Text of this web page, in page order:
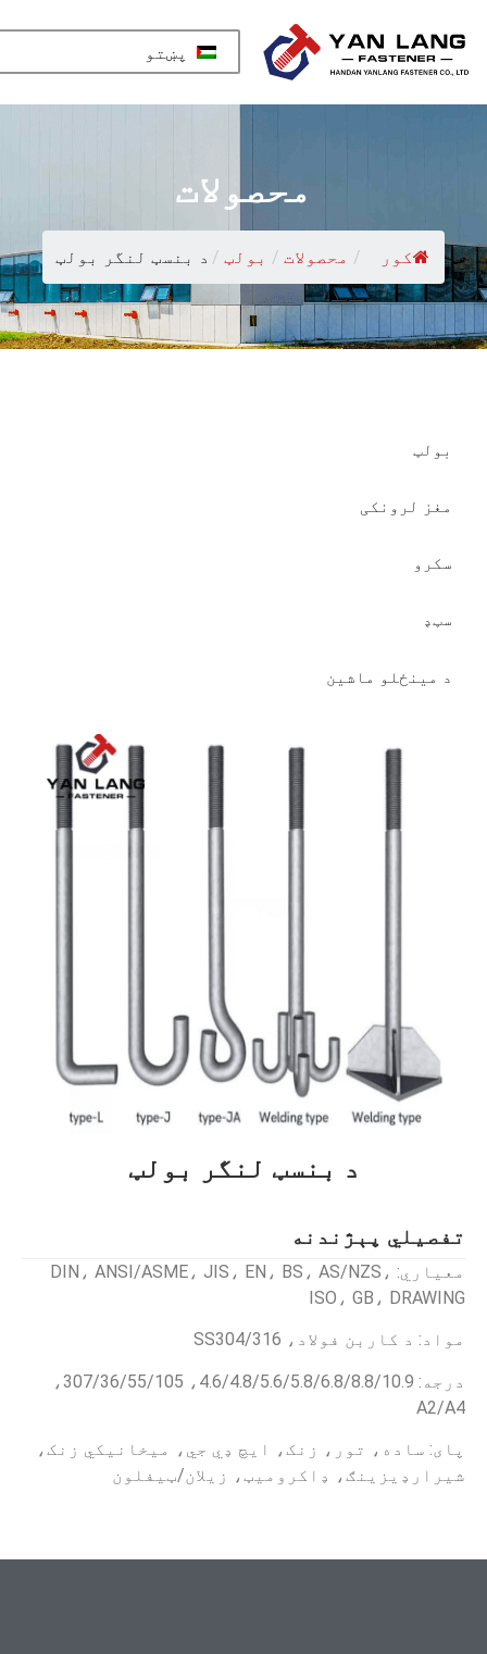
پښتو
محصولات
کور / محصولات / بولټ / د بنسټ لنگر بولټ
بولټ
مغز لرونکی
سکرو
سټډ
د مینځلو ماشین
د بنسټ لنگر بولټ
تفصيلي پېژندنه
معیاري: DIN، ANSI/ASME، JIS، EN، BS، AS/NZS،
ISO، GB، DRAWING
مواد: د کاربن فولاد، SS304/316
درجه: 4.6/4.8/5.6/5.8/6.8/8.8/10.9، 307/36/55/105،
A2/A4
پای: ساده، تور، زنک، ایچ ډي جي، میخانیکي زنک،
شیرارډیزینګ، ډاکرومیټ، زیلان/ټیفلون